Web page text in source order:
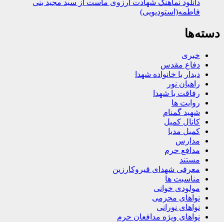
دانلود نماهنگ شهادت آرزوی ماست از سید مجید بنی
فاطمه(استودیویی)
دسته‌ها
خبری
دفاع مقدس
دیدار با خانواده شهدا
راهیان نور
رفاقت با شهدا
روایت ها
شهید گمنام
کانال کمیل
کمیل مدیا
مدارس
مدافع حرم
مستند
معرفی شهدای قیروکارزین
مناسبت ها
مولودی خوانی
نواهای محرمی
نواهای نورانی
نواهای ویژه مدافعان حرم